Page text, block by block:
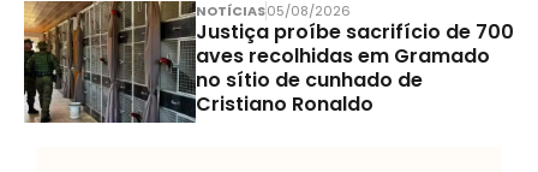
NOTÍCIAS05/08/2026
Justiça proíbe sacrifício de 700
aves recolhidas em Gramado
no sítio de cunhado de
Cristiano Ronaldo